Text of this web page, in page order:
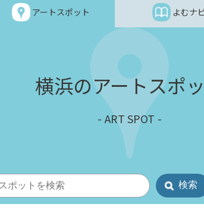
アートスポット よむナ
横浜のアートスポ
ART SPOT